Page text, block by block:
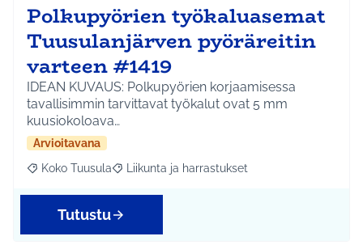
Polkupyörien työkaluasemat
Tuusulanjärven pyöräreitin
varteen #1419
IDEAN KUVAUS: Polkupyörien korjaamisessa
tavallisimmin tarvittavat työkalut ovat 5 mm
kuusiokoloava…
Arvioitavana
Rajaa tulokset aihepiirin mukaan: Koko Tuusula
Koko Tuusula Rajaa tulokset teeman mukaan: Liikunta ja
Liikunta ja harrastukset
Tutustu